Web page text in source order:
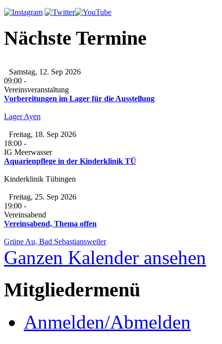
Nächste Termine
Samstag, 12. Sep 2026
09:00 -
Vereinsveranstaltung
Vorbereitungen im Lager für die Ausstellung
Lager Ayen
Freitag, 18. Sep 2026
18:00 -
IG Meerwasser
Aquarienpflege in der Kinderklinik TÜ
Kinderklinik Tübingen
Freitag, 25. Sep 2026
19:00 -
Vereinsabend
Vereinsabend, Thema offen
Grüne Au, Bad Sebastiansweiler
Ganzen Kalender ansehen
Mitgliedermenü
Anmelden/Abmelden